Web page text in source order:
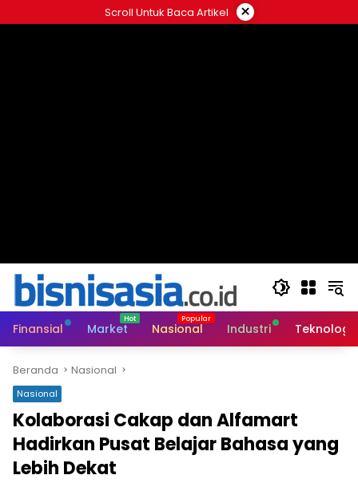
ke
Scroll Untuk Baca Artikel ×
Finansial Market Nasional Industri Teknologi
Beranda Nasional
Nasional
Kolaborasi Cakap dan Alfamart
Hadirkan Pusat Belajar Bahasa yang
Lebih Dekat